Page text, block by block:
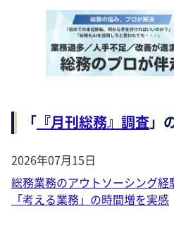
「 『月刊総務』調査」
2026年07月15日
総務業務のアウトソーシング
「考える業務」の時間増を実感